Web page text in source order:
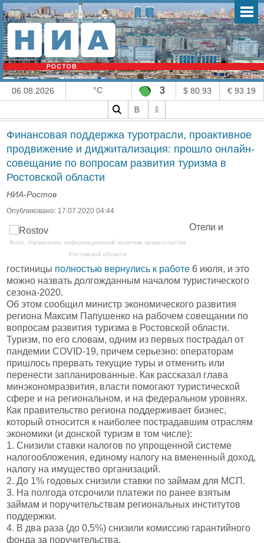
06.08.2026 °C 3 $ 80.93 € 93.19
Финансовая поддержка туротрасли, проактивное
продвижение и диджитализация: прошло онлайн-
совещание по вопросам развития туризма в
Ростовской области
НИА-Ростов
Опубликовано: 17.07.2020 04:44
Фото: Управление информационной политики правительства
Ростовской области
Отели и
гостиницы полностью вернулись к работе 6 июля, и это
можно назвать долгожданным началом туристического
сезона-2020.
Об этом сообщил министр экономического развития
региона Максим Папушенко на рабочем совещании по
вопросам развития туризма в Ростовской области.
Туризм, по его словам, одним из первых пострадал от
пандемии COVID-19, причем серьезно: операторам
пришлось прервать текущие туры и отменить или
перенести запланированные. Как рассказал глава
минэкономразвития, власти помогают туристической
сфере и на региональном, и на федеральном уровнях.
Как правительство региона поддерживает бизнес,
который относится к наиболее пострадавшим отраслям
экономики (и донской туризм в том числе):
1. Снизили ставки налогов по упрощенной системе
налогообложения, единому налогу на вмененный доход,
налогу на имущество организаций.
2. До 1% годовых снизили ставки по займам для МСП.
3. На полгода отсрочили платежи по ранее взятым
займам и поручительствам региональных институтов
поддержки.
4. В два раза (до 0,5%) снизили комиссию гарантийного
фонда за поручительства.